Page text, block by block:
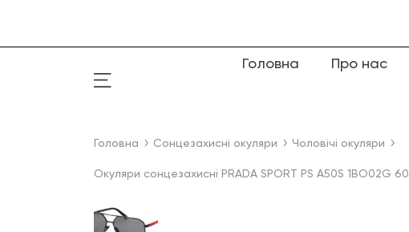
Головна Про нас
Головна Сонцезахисні окуляри Чоловічі окуляри
Окуляри сонцезахисні PRADA SPORT PS A50S 1BO02G 60